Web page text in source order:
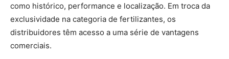
como histórico, performance e localização. Em troca da
exclusividade na categoria de fertilizantes, os
distribuidores têm acesso a uma série de vantagens
comerciais.